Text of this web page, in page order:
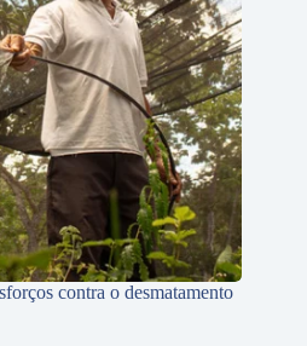
contra o desmatamento